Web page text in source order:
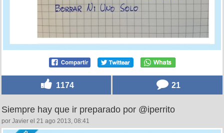
1174 21
Siempre hay que ir preparado por @iperrito
por Javier el 21 ago 2013, 08:41